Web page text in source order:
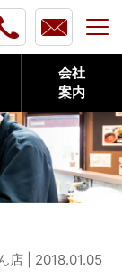
会社
案内
店 | 2018.01.05